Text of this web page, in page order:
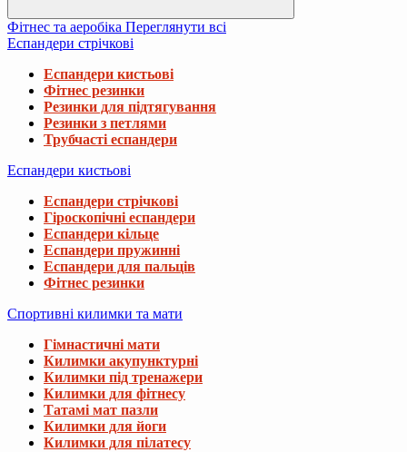
Фітнес та аеробіка Переглянути всі
Еспандери стрічкові
Еспандери кистьові
Фітнес резинки
Резинки для підтягування
Резинки з петлями
Трубчасті еспандери
Еспандери кистьові
Еспандери стрічкові
Гіроскопічні еспандери
Еспандери кільце
Еспандери пружинні
Еспандери для пальців
Фітнес резинки
Спортивні килимки та мати
Гімнастичні мати
Килимки акупунктурні
Килимки під тренажери
Килимки для фітнесу
Татамі мат пазли
Килимки для йоги
Килимки для пілатесу